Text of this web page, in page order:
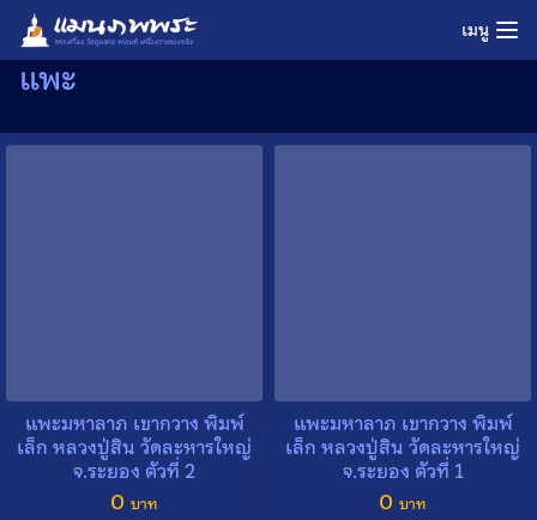
Skip
content
เมนู
แพะ
แพะมหาลาภ เขากวาง พิมพ์
เล็ก หลวงปู่สิน วัดละหารใหญ่
จ.ระยอง ตัวที่ 2
0
แพะมหาลาภ เขากวาง พิมพ์
เล็ก หลวงปู่สิน วัดละหารใหญ่
จ.ระยอง ตัวที่ 1
0